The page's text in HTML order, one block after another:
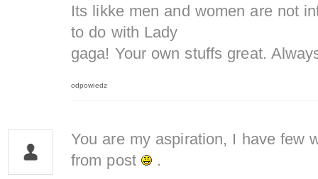
Its likke men and women are not
to do with Lady
gaga! Your own stuffs great.
odpowiedz
You are my aspiration, I have few
from post
.